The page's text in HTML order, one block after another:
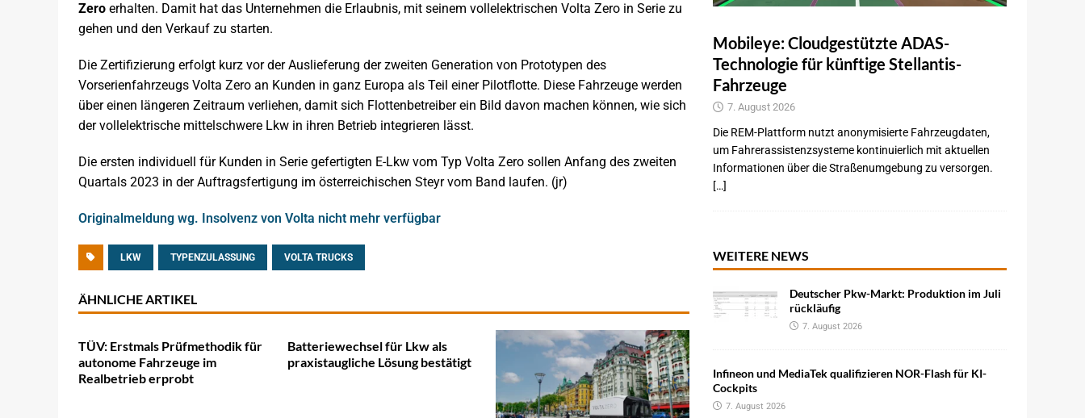
Zero erhalten. Damit hat das Unternehmen die Erlaubnis, mit seinem vollelektrischen Volta Zero in Serie zu
gehen und den Verkauf zu starten.
Die Zertifizierung erfolgt kurz vor der Auslieferung der zweiten Generation von Prototypen des
Vorserienfahrzeugs Volta Zero an Kunden in ganz Europa als Teil einer Pilotflotte. Diese Fahrzeuge werden
über einen längeren Zeitraum verliehen, damit sich Flottenbetreiber ein Bild davon machen können, wie sich
der vollelektrische mittelschwere Lkw in ihren Betrieb integrieren lässt.
Die ersten individuell für Kunden in Serie gefertigten E-Lkw vom Typ Volta Zero sollen Anfang des zweiten
Quartals 2023 in der Auftragsfertigung im österreichischen Steyr vom Band laufen. (jr)
Originalmeldung wg. Insolvenz von Volta nicht mehr verfügbar
LKW TYPENZULASSUNG VOLTA TRUCKS
ÄHNLICHE ARTIKEL
TÜV: Erstmals Prüfmethodik für
autonome Fahrzeuge im
Realbetrieb erprobt
Batteriewechsel für Lkw als
praxistaugliche Lösung bestätigt
Mobileye: Cloudgestützte ADAS-
Technologie für künftige Stellantis-
Fahrzeuge
7. August 2026
Die REM-Plattform nutzt anonymisierte Fahrzeugdaten,
um Fahrerassistenzsysteme kontinuierlich mit aktuellen
Informationen über die Straßenumgebung zu versorgen.
[…]
WEITERE NEWS
Deutscher Pkw-Markt: Produktion im Juli
rückläufig
7. August 2026
Infineon und MediaTek qualifizieren NOR-Flash für KI-
Cockpits
7. August 2026